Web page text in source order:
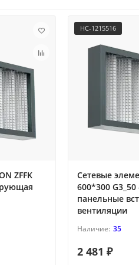
ZFFK
НС-1215516
Сетевые
600*300
панельные
вентиляции
35
2 481 ₽